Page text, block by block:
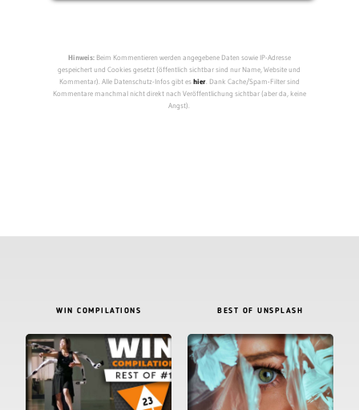
Hinweis:Beim Kommentieren werden angegebene Daten sowie IP-Adresse
gespeichert und Cookies gesetzt (öffentlich sichtbar sind nur Name, Website und
Kommentar). Alle Datenschutz-Infos gibt eshier. Dank Cache/Spam-Filter sind
Kommentare manchmal nicht direkt nach Veröffentlichung sichtbar (aber da, keine
Angst).
WIN COMPILATIONS BEST OF UNSPLASH